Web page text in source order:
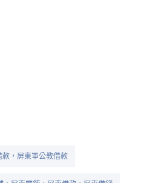
，屏東軍公教借款